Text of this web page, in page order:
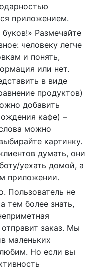
приложением.
Размечайте
человеку легче
и понять,
или нет.
в виде
продуктов)
добавить
кафе) –
можно
картинку.
думать, они
уехать домой, а
приложении.
Пользователь не
тем более знать,
отправит заказ. Мы
маленьких
Но если вы